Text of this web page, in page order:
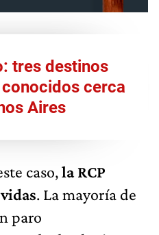
tres destinos
cerca
Aires
caso,la RCP
. La mayoría de
paro